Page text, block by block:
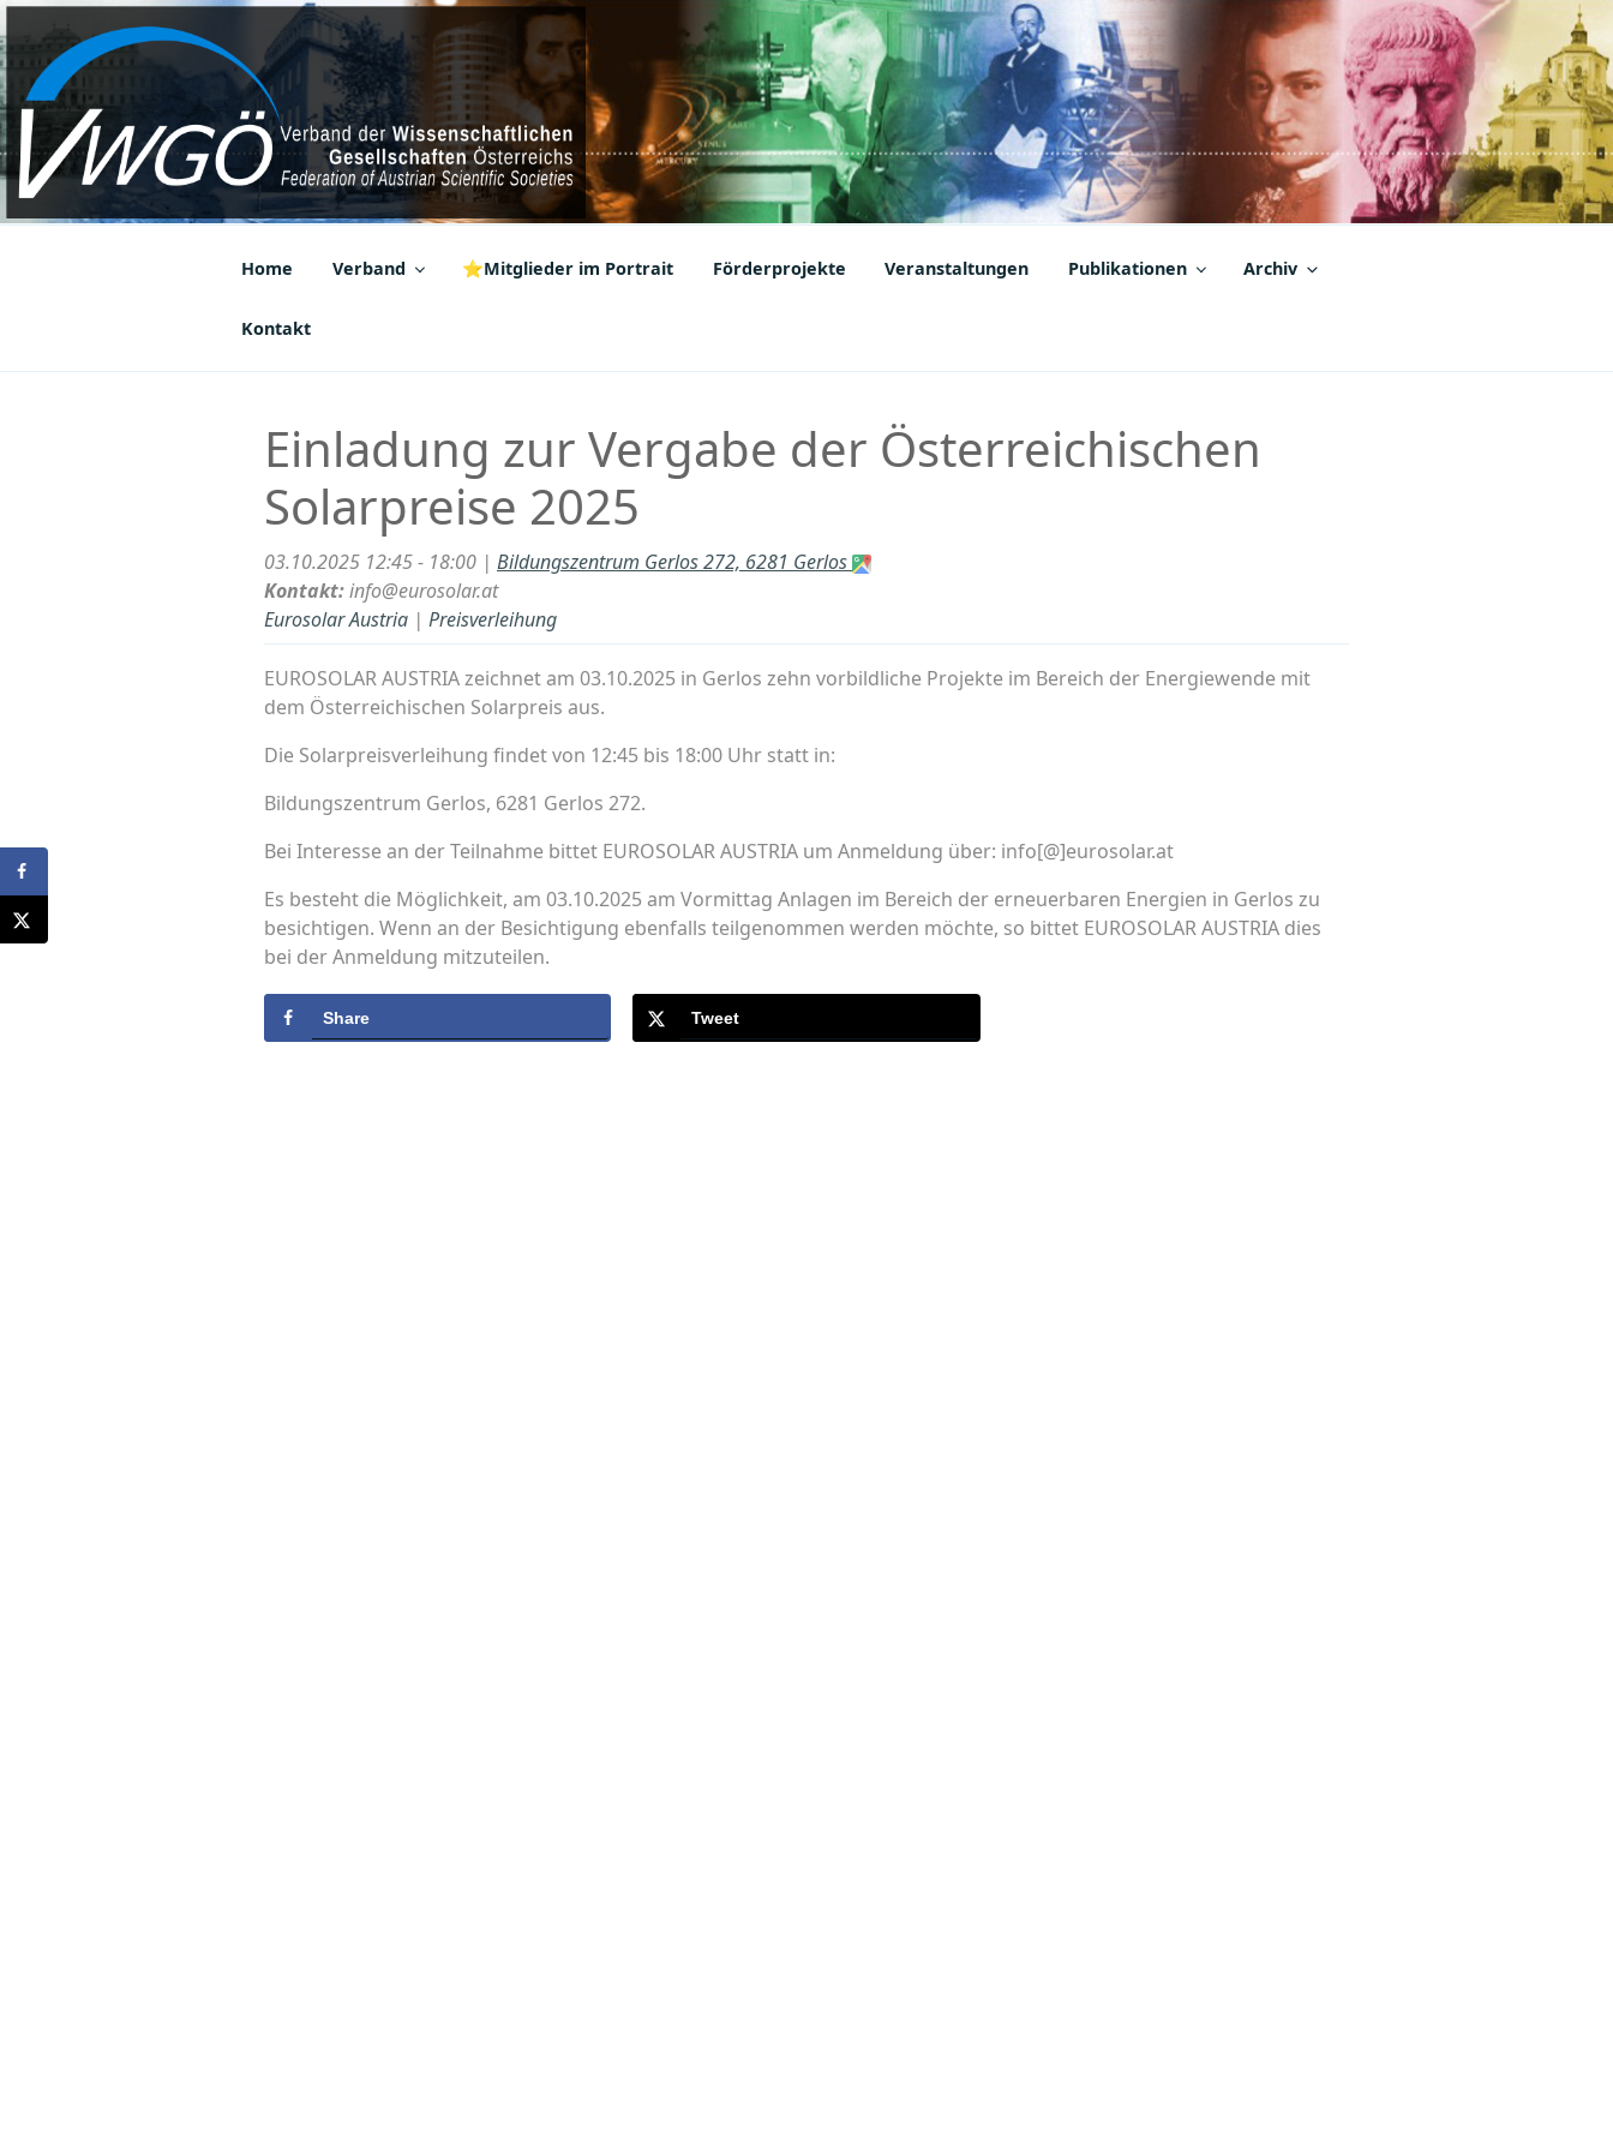
Zum
Inhalt
springen
VWGÖ
Federation of Austrian Scientific Societies
Home Verband ⭐Mitglieder im Portrait Förderprojekte Veranstaltungen Publikationen Archiv
Kontakt
Einladung zur Vergabe der Österreichischen
Solarpreise 2025
03.10.2025 12:45 - 18:00 | Bildungszentrum Gerlos 272, 6281 Gerlos
Kontakt:info@eurosolar.at
Eurosolar Austria | Preisverleihung
EUROSOLAR AUSTRIA zeichnet am 03.10.2025 in Gerlos zehn vorbildliche Projekte im Bereich der Energiewende mit
dem Österreichischen Solarpreis aus.
Die Solarpreisverleihung findet von 12:45 bis 18:00 Uhr statt in:
Bildungszentrum Gerlos, 6281 Gerlos 272.
Bei Interesse an der Teilnahme bittet EUROSOLAR AUSTRIA um Anmeldung über: info[@]eurosolar.at
Es besteht die Möglichkeit, am 03.10.2025 am Vormittag Anlagen im Bereich der erneuerbaren Energien in Gerlos zu
besichtigen. Wenn an der Besichtigung ebenfalls teilgenommen werden möchte, so bittet EUROSOLAR AUSTRIA dies
bei der Anmeldung mitzuteilen.
Share Tweet